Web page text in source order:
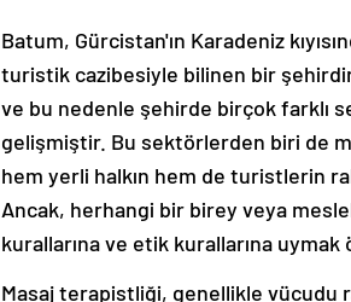
Batum, Gürcistan'ın Karadeniz
turistik cazibesiyle bilinen bir
ve bu nedenle şehirde birçok farklı
gelişmiştir. Bu sektörlerden biri de
hem yerli halkın hem de turistlerin
Ancak, herhangi bir birey veya
kurallarına ve etik kurallarına uymak
Masaj terapistliği, genellikle vücudu